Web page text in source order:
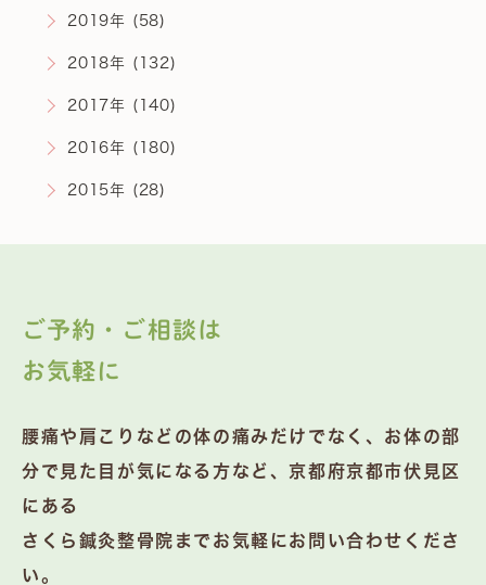
2019年 (58)
2018年 (132)
2017年 (140)
2016年 (180)
2015年 (28)
ご予約・ご相談は
お気軽に
腰痛や肩こりなどの体の痛みだけでなく、お体の部
分で見た目が気になる方など、京都府京都市伏見区
にある
さくら鍼灸整骨院までお気軽にお問い合わせくださ
い。